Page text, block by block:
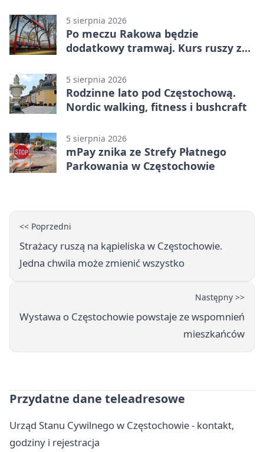
5 sierpnia 2026
Po meczu Rakowa będzie
dodatkowy tramwaj. Kurs ruszy ze
5 sierpnia 2026
Rodzinne lato pod Częstochową.
Nordic walking, fitness i bushcraft
5 sierpnia 2026
mPay znika ze Strefy Płatnego
Parkowania w Częstochowie
<< Poprzedni
Strażacy ruszą na kąpieliska w Częstochowie.
Jedna chwila może zmienić wszystko
Następny >>
Wystawa o Częstochowie powstaje ze wspomnień
mieszkańców
Przydatne dane teleadresowe
Urząd Stanu Cywilnego w Częstochowie - kontakt,
godziny i rejestracja